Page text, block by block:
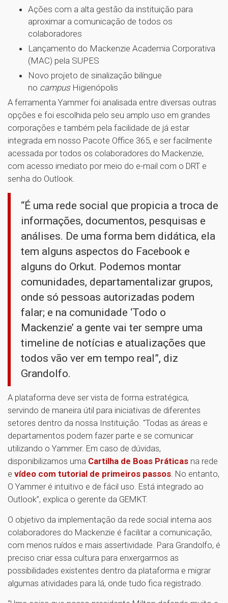
Ações com a alta gestão da instituição para
aproximar a comunicação de todos os
colaboradores
Lançamento do Mackenzie Academia Corporativa
(MAC) pela SUPES
Novo projeto de sinalização bilíngue
no campusHigienópolis
A ferramenta Yammer foi analisada entre diversas outras
opções e foi escolhida pelo seu amplo uso em grandes
corporações e também pela facilidade de já estar
integrada em nosso Pacote Office 365, e ser facilmente
acessada por todos os colaboradores do Mackenzie,
com acesso imediato por meio do e-mail com o DRT e
senha do Outlook.
“É uma rede social que propicia a troca de
informações, documentos, pesquisas e
análises. De uma forma bem didática, ela
tem alguns aspectos do Facebook e
alguns do Orkut. Podemos montar
comunidades, departamentalizar grupos,
onde só pessoas autorizadas podem
falar; e na comunidade ‘Todo o
Mackenzie’ a gente vai ter sempre uma
timeline de notícias e atualizações que
todos vão ver em tempo real”, diz
Grandolfo.
A plataforma deve ser vista de forma estratégica,
servindo de maneira útil para iniciativas de diferentes
setores dentro da nossa Instituição. "Todas as áreas e
departamentos podem fazer parte e se comunicar
utilizando o Yammer. Em caso de dúvidas,
disponibilizamos uma Cartilha de Boas Práticas na rede
e vídeo com tutorial de primeiros passos . No entanto,
O Yammer é intuitivo e de fácil uso. Está integrado ao
Outlook”, explica o gerente da GEMKT.
O objetivo da implementação da rede social interna aos
colaboradores do Mackenzie é facilitar a comunicação,
com menos ruídos e mais assertividade. Para Grandolfo, é
preciso criar essa cultura para enxergarmos as
possibilidades existentes dentro da plataforma e migrar
algumas atividades para lá, onde tudo fica registrado.